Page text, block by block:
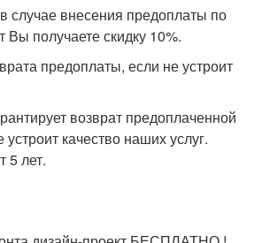
случае внесения предоплаты по
Вы получаете скидку 10%.
предоплаты, если не устроит
возврат предоплаченной
качество наших услуг.
5 лет.